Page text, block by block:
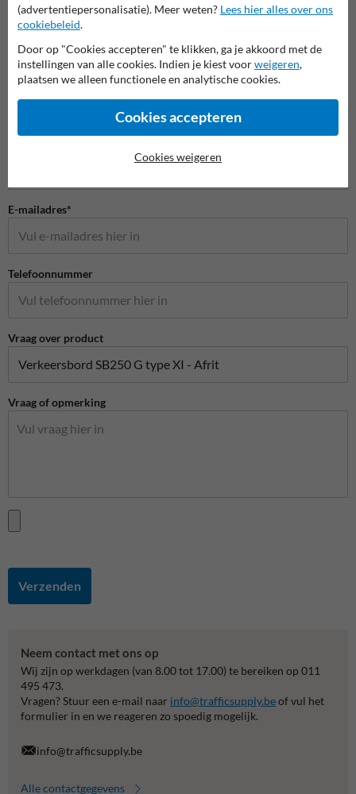
Stel je vraag aan Verkeersbord.be
Naam*
E-mailadres*
Telefoonnummer
Vraag over product
Vraag of opmerking
Verzenden
Neem contact met ons op
Wij zijn op werkdagen (van 8.00 tot 17.00) te bereiken op 011
495 473.
Vragen? Stuur een e-mail naar info@trafficsupply.beof vul het
formulier in en we reageren zo spoedig mogelijk.
info@trafficsupply.be
Alle contactgegevens
(advertentiepersonalisatie). Meer weten? Lees hier alles over ons
cookiebeleid.
Door op "Cookies accepteren" te klikken, ga je akkoord met de
instellingen van alle cookies. Indien je kiest voorweigeren,
plaatsen we alleen functionele en analytische cookies.
Cookies accepteren
Cookies weigeren